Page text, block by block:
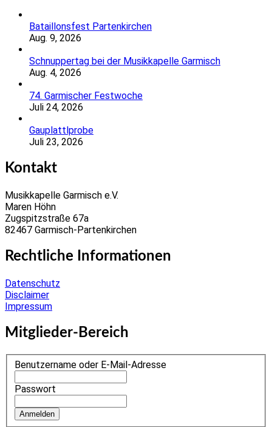
Bataillonsfest Partenkirchen
Aug. 9, 2026
Schnuppertag bei der Musikkapelle Garmisch
Aug. 4, 2026
74. Garmischer Festwoche
Juli 24, 2026
Gauplattlprobe
Juli 23, 2026
Kontakt
Musikkapelle Garmisch e.V.
Maren Höhn
Zugspitzstraße 67a
82467 Garmisch-Partenkirchen
Rechtliche Informationen
Datenschutz
Disclaimer
Impressum
Mitglieder-Bereich
Benutzername oder E-Mail-Adresse
Passwort